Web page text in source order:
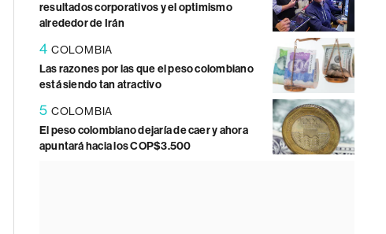
resultados corporativos y el optimismo
alrededor de Irán
4 COLOMBIA
Las razones por las que el peso colombiano
está siendo tan atractivo
5 COLOMBIA
El peso colombiano dejaría de caer y ahora
apuntará hacia los COP$3.500